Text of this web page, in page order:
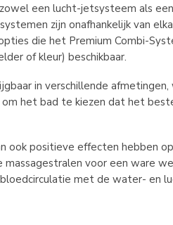
een lucht-jetsysteem als
zijn onafhankelijk van
die het Premium Combi-
of kleur) beschikbaar.
in verschillende afmetingen,
het bad te kiezen dat het
ook positieve effecten hebben
voor een ware
met de water- en